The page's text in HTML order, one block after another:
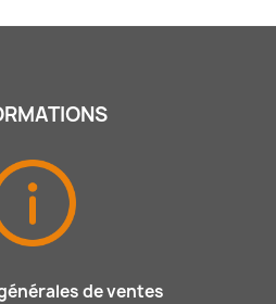
de ventes